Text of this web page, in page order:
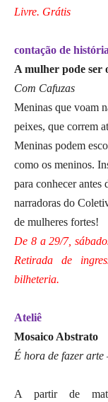
Livre. Grátis
contação de história
A mulher pode ser
Com Cafuzas
Meninas que voam
peixes, que correm
Meninas podem
como os meninos.
para conhecer antes
narradoras do
de mulheres fortes!
De 8 a 29/7,
Retirada de
bilheteria.
Ateliê
Mosaico Abstrato
É hora de fazer arte
A partir de